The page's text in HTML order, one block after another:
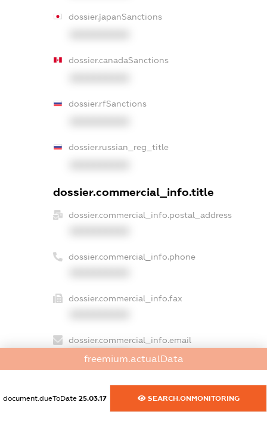
dossier.japanSanctions
dossier.canadaSanctions
dossier.rfSanctions
dossier.russian_reg_title
dossier.commercial_info.title
dossier.commercial_info.postal_address
dossier.commercial_info.phone
dossier.commercial_info.fax
dossier.commercial_info.email
XXXXXXXXXX
XXXXXXXXXX
freemium.actualData
document.dueToDate 25.03.17 SEARCH.ONMONITORING